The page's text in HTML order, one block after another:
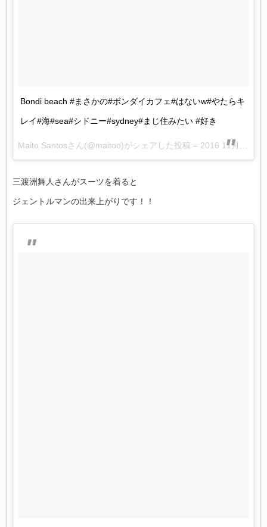
Bondi beach #まさかの#ボンダイカフェ#はないw#やたらキ
レイ#海#sea#シドニー#sydney#まじ住みたい #好き
Maito Santosさん(@maitoo)がシェアした投稿 – 2016 11月 9 9:49午後 PST
三渡洲舞人さんがスーツを着ると
ジェントルマンの出来上がりです！！